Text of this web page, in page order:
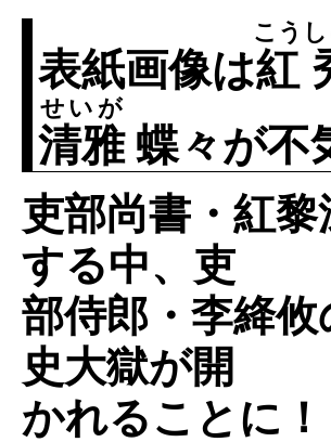
表紙画像は紅
こう
清雅
せいが
蝶々が不
吏部尚書・紅
する中、吏
部侍郎・李絳
史大獄が開
かれることに！